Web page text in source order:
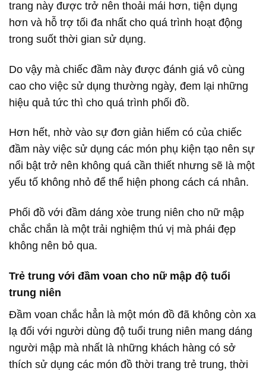
trang này được trở nên thoải mái hơn, tiện dụng
hơn và hỗ trợ tối đa nhất cho quá trình hoạt động
trong suốt thời gian sử dụng.
Do vậy mà chiếc đầm này được đánh giá vô cùng
cao cho việc sử dụng thường ngày, đem lại những
hiệu quả tức thì cho quá trình phối đồ.
Hơn hết, nhờ vào sự đơn giản hiếm có của chiếc
đầm này việc sử dụng các món phụ kiện tạo nên sự
nổi bật trở nên không quá cần thiết nhưng sẽ là một
yếu tố không nhỏ để thể hiện phong cách cá nhân.
Phối đồ với đầm dáng xòe trung niên cho nữ mập
chắc chắn là một trải nghiệm thú vị mà phái đẹp
không nên bỏ qua.
Trẻ trung với đầm voan cho nữ mập độ tuổi
trung niên
Đầm voan chắc hẳn là một món đồ đã không còn xa
lạ đối với người dùng độ tuổi trung niên mang dáng
người mập mà nhất là những khách hàng có sở
thích sử dụng các món đồ thời trang trẻ trung, thời